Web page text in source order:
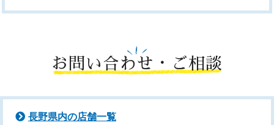
お問い合わせ・ご相談
長野県内の店舗一覧